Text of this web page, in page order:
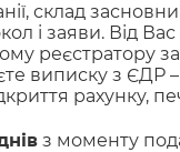
склад
і заяви. Від
реєстратору за
виписку з ЄДР
рахунку,
з моменту